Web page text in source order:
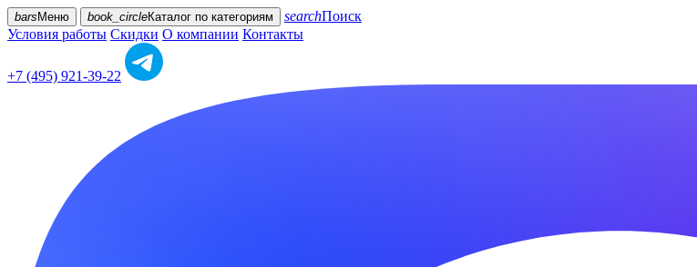
bars Меню book_circleКаталог по категориям searchПоиск
Условия работы Скидки О компании Контакты
+7 (495) 921-39-22